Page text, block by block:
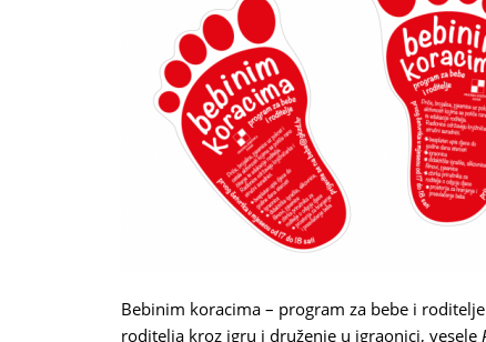
Bebinim koracima – program za bebe i
roditelja kroz igru i druženje u igraonici, vesele